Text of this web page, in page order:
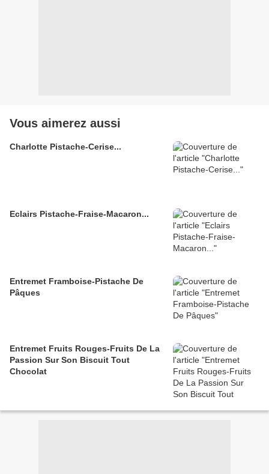
Vous aimerez aussi
Charlotte Pistache-Cerise...
Eclairs Pistache-Fraise-Macaron...
Entremet Framboise-Pistache De
Pâques
Entremet Fruits Rouges-Fruits De La
Passion Sur Son Biscuit Tout
Chocolat